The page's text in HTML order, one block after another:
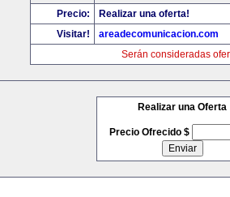
Precio:
Realizar una oferta!
Visitar!
areadecomunicacion.com
Serán consideradas
Realizar una Oferta
Precio Ofrecido $